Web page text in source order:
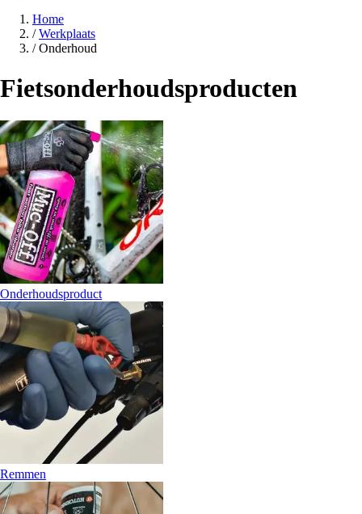
Home
/ Werkplaats
/ Onderhoud
Fietsonderhoudsproducten
Onderhoudsproduct
Remmen